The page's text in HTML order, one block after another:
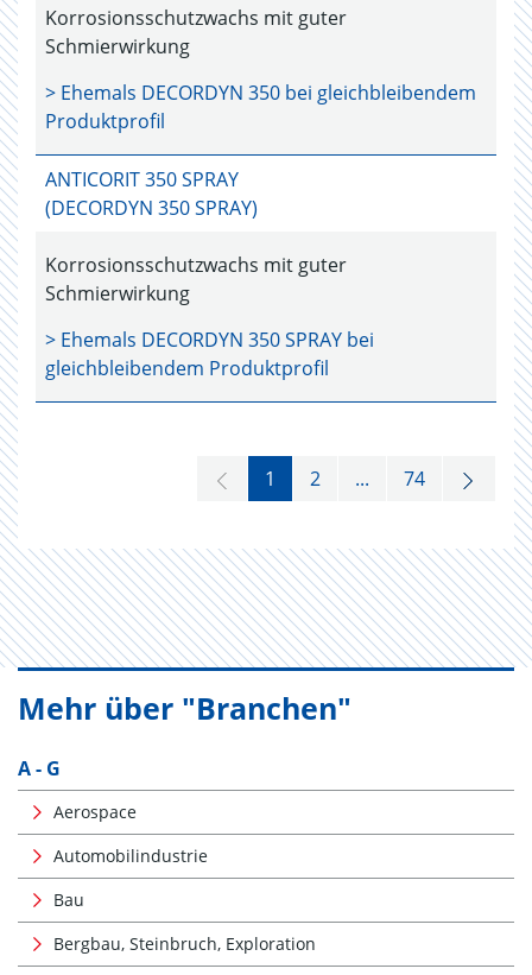
Korrosionsschutzwachs mit guter
Schmierwirkung
> Ehemals DECORDYN 350 bei gleichbleibendem
Produktprofil
ANTICORIT 350 SPRAY
(DECORDYN 350 SPRAY)
Korrosionsschutzwachs mit guter
Schmierwirkung
> Ehemals DECORDYN 350 SPRAY bei
gleichbleibendem Produktprofil
1 2 ... 74
Mehr über "Branchen"
A - G
Aerospace
Automobilindustrie
Bau
Bergbau, Steinbruch, Exploration